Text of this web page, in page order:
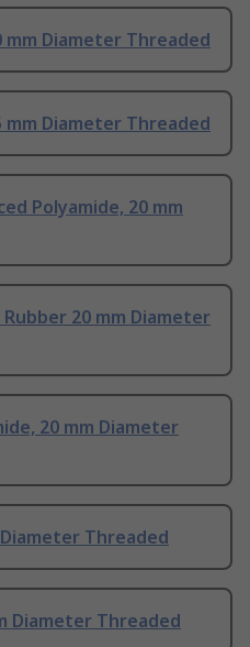
mm Diameter Threaded
mm Diameter Threaded
Polyamide, 20 mm
20 mm Diameter
20 mm Diameter
Threaded
Diameter Threaded